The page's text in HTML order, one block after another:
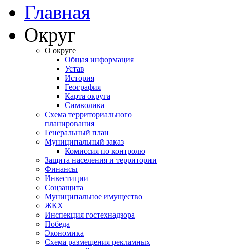
Главная
Округ
О округе
Общая информация
Устав
История
География
Карта округа
Символика
Схема территориального
планирования
Генеральный план
Муниципальный заказ
Комиссия по контролю
Защита населения и территории
Финансы
Инвестиции
Соцзащита
Муниципальное имущество
ЖКХ
Инспекция гостехнадзора
Победа
Экономика
Схема размещения рекламных